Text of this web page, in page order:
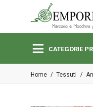
Open submenu (Bambini)
Open submenu (Lane e
CATEGORIE
Home / Tessuti /